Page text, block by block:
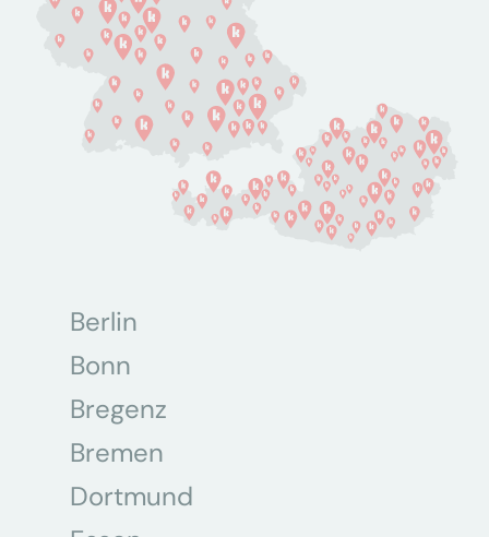
Berlin
Bonn
Bregenz
Bremen
Dortmund